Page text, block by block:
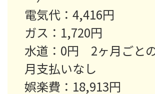
電気代：4,416円
ガス：1,720円
水道：0円 2ヶ月ごと
月支払いなし
娯楽費：18,913円